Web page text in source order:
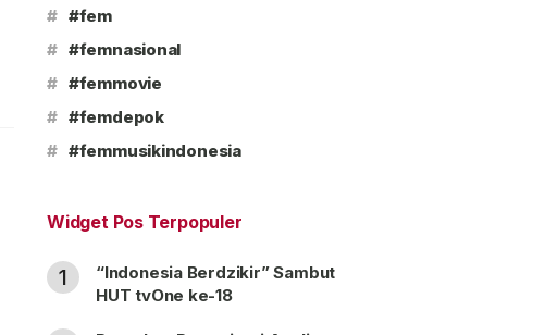
# #fem
# #femnasional
# #femmovie
# #femdepok
# #femmusikindonesia
Widget Pos Terpopuler
1
“Indonesia Berdzikir” Sambut
HUT tvOne ke-18